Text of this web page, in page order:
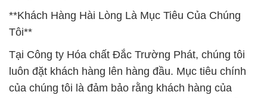
**Khách Hàng Hài Lòng Là Mục Tiêu Của Chúng
Tôi**
Tại Công ty Hóa chất Đắc Trường Phát, chúng tôi
luôn đặt khách hàng lên hàng đầu. Mục tiêu chính
của chúng tôi là đảm bảo rằng khách hàng của